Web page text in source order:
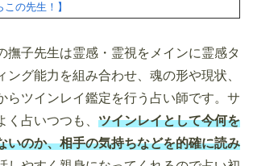
の先生！】
撫子先生は霊感・霊視をメインに霊感タ
ング能力を組み合わせ、魂の形や現状、
らツインレイ鑑定を行う占い師です。サ
く占いつつも、 ツインレイとして今何を
いのか、相手の気持ちなどを的確に読み